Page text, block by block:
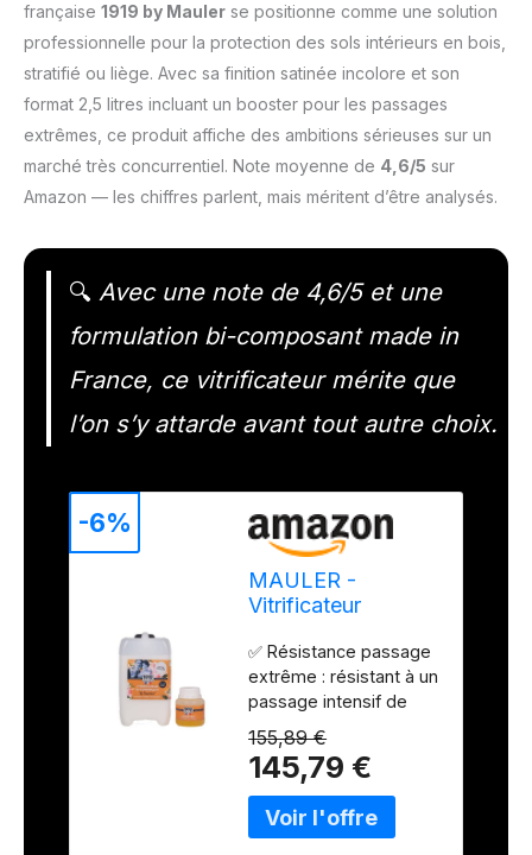
française 1919 by Mauler se positionne comme une solution
professionnelle pour la protection des sols intérieurs en bois,
stratifié ou liège. Avec sa finition satinée incolore et son
format 2,5 litres incluant un booster pour les passages
extrêmes, ce produit affiche des ambitions sérieuses sur un
marché très concurrentiel. Note moyenne de 4,6/5 sur
Amazon — les chiffres parlent, mais méritent d’être analysés.
🔍 Avec une note de 4,6/5 et une
formulation bi-composant made in
France, ce vitrificateur mérite que
l’on s’y attarde avant tout autre choix.
MAULER -
Vitrificateur
Trafic Intense -
Satin Incolore
2,65L
✅ Résistance passage
extrême : résistant à un
passage intensif de
personnes, idéal pour
l'escalier ou le parquet
d'un immeuble, hôtel,
hall, magasin,
restaurant ✅
155,89 €
145,79 €
-6%